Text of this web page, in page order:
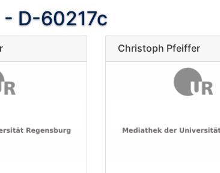
D-60217c
Christoph Pfeiffer